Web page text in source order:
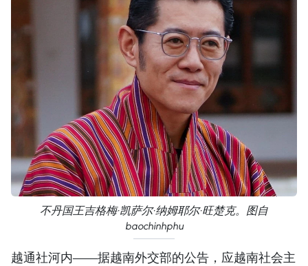
不丹国王吉格梅·凯萨尔·纳姆耶尔·旺楚克。图自
baochinhphu
越通社河内——据越南外交部的公告，应越南社会主